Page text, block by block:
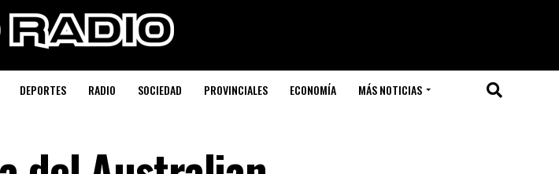
DEPORTES RADIO SOCIEDAD PROVINCIALES ECONOMÍA MÁS NOTICIAS